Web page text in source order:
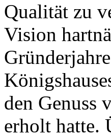
Qualität zu
Vision
den Genuss
erholt hatte.